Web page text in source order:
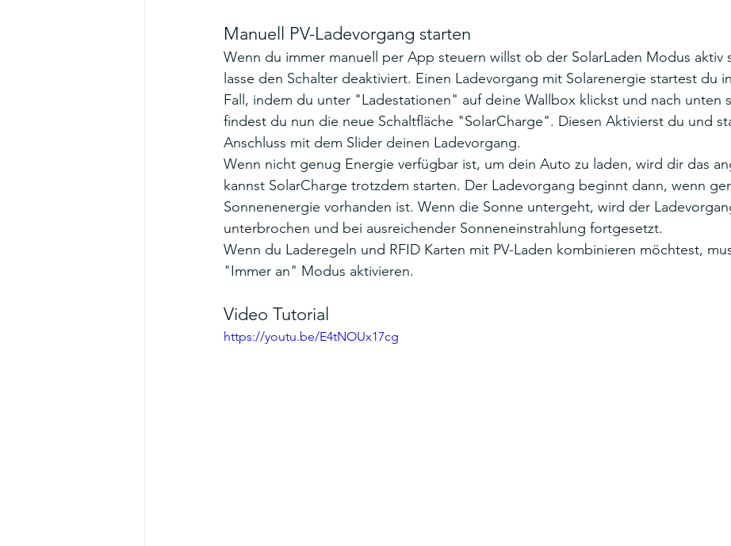
Manuell PV-Ladevorgang starten
Wenn du immer manuell per App steuern willst ob der SolarLaden Modus aktiv
lasse den Schalter deaktiviert. Einen Ladevorgang mit Solarenergie startest du
Fall, indem du unter "Ladestationen" auf deine Wallbox klickst und nach unten
findest du nun die neue Schaltfläche "SolarCharge". Diesen Aktivierst du und
Anschluss mit dem Slider deinen Ladevorgang.
Wenn nicht genug Energie verfügbar ist, um dein Auto zu laden, wird dir das
kannst SolarCharge trotzdem starten. Der Ladevorgang beginnt dann, wenn
Sonnenenergie vorhanden ist. Wenn die Sonne untergeht, wird der
unterbrochen und bei ausreichender Sonneneinstrahlung fortgesetzt.
Wenn du Laderegeln und RFID Karten mit PV-Laden kombinieren möchtest,
"Immer an" Modus aktivieren.
Video Tutorial
https://youtu.be/E4tNOUx17cg